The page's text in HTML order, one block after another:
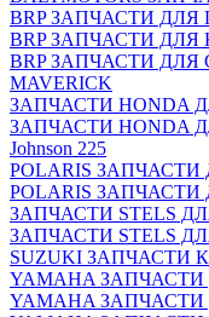
BRP ЗАПЧАСТИ
BRP ЗАПЧАСТИ
BRP ЗАПЧАСТИ ДЛЯ
MAVERICK
ЗАПЧАСТИ HONDA
ЗАПЧАСТИ HONDA
Johnson 225
POLARIS
POLARIS
ЗАПЧАСТИ STELS
ЗАПЧАСТИ STELS
SUZUKI
YAMAHA
YAMAHA